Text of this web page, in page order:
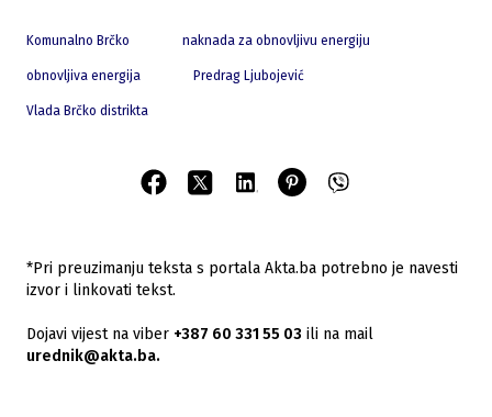
Komunalno Brčko naknada za obnovljivu energiju
obnovljiva energija Predrag Ljubojević
Vlada Brčko distrikta
*Pri preuzimanju teksta s portala Akta.ba potrebno je navesti
izvor i linkovati tekst.
Dojavi vijest na viber +387 60 331 55 03 ili na mail
urednik@akta.ba.